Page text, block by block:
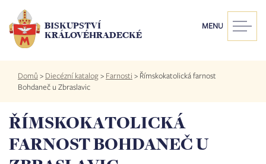
hlavnímu
obsahu
BISKUPSTVÍ
KRÁLOVÉHRADECKÉ
MENU
Drobečková
navigace
Domů > Diecézní katalog> Farnosti > Římskokatolická farnost
Bohdaneč u Zbraslavic
ŘÍMSKOKATOLICKÁ
FARNOST BOHDANEČ U